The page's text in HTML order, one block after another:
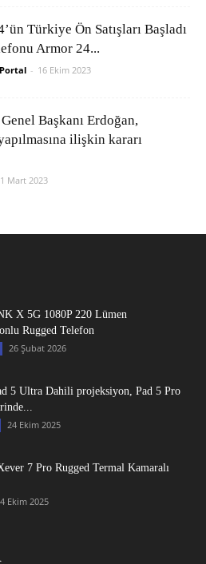
Türkiye Ön Satışları Başladı
Armor 24...
- 16 Ekim 2023
Başkanı Erdoğan,
ilişkin kararı
Mart 2023
X 5G 1080P 220 Lümen
Rugged Telefon
26 Şubat 2026
5 Ultra Dahili projeksiyon, Pad 5 Pro
24 Ekim 2025
7 Pro Rugged Termal Kamaralı
Ekim 2025